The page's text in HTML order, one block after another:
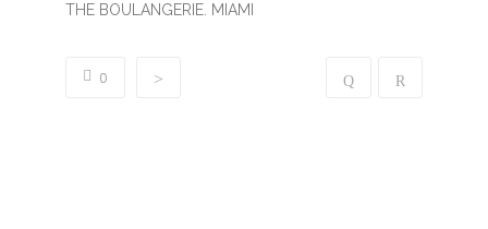
THE BOULANGERIE. MIAMI
0